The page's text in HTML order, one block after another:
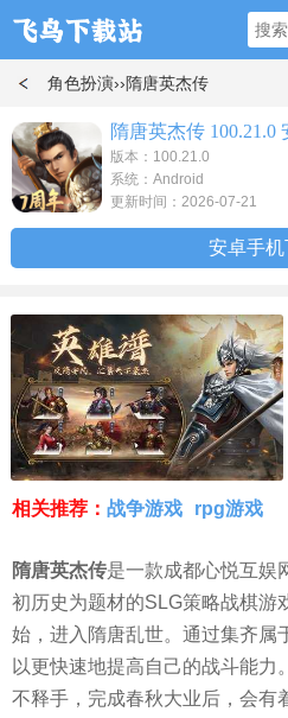
角色扮演››隋唐英杰传
隋唐英杰传 100.21.0
版本：100.21.0
系统：Android
更新时间：2026-07-21
安卓手机
相关推荐： 战争游戏 rpg游戏
隋唐英杰传是一款成都心悦互娱
初历史为题材的SLG策略战棋游
始，进入隋唐乱世。通过集齐属
以更快速地提高自己的战斗能力
不释手，完成春秋大业后，会有